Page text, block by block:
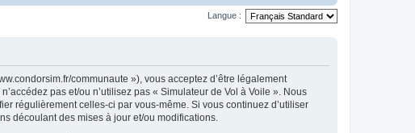
Langue :
communaute »), vous acceptez d’être légalement
pas et/ou n’utilisez pas « Simulateur de Vol à Voile ». Nous
régulièrement celles-ci par vous-même. Si vous continuez d’utiliser
découlant des mises à jour et/ou modifications.